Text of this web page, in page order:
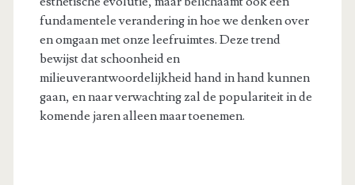
fundamentele verandering in hoe we denken over
en omgaan met onze leefruimtes. Deze trend
bewijst dat schoonheid en
milieuverantwoordelijkheid hand in hand kunnen
gaan, en naar verwachting zal de populariteit in de
komende jaren alleen maar toenemen.